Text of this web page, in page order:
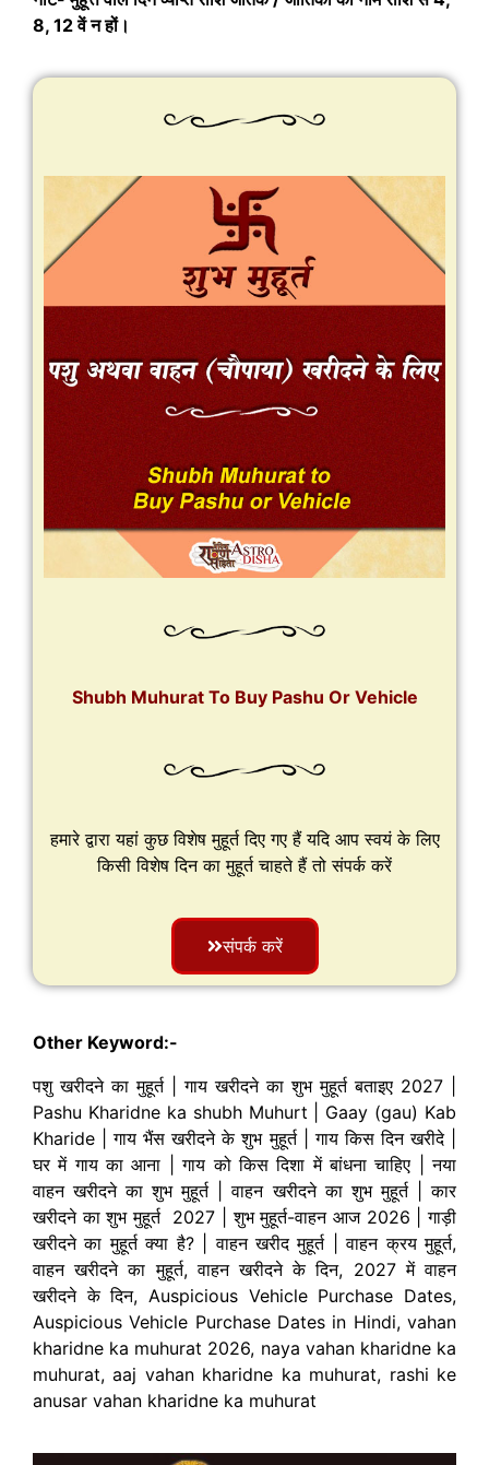
8, 12 वें न हों।
Shubh Muhurat To Buy Pashu Or Vehicle
हमारे द्वारा यहां कुछ विशेष मुहूर्त दिए गए हैं यदि आप स्वयं के लिए
किसी विशेष दिन का मुहूर्त चाहते हैं तो संपर्क करें
संपर्क करें
Other Keyword:-
पशु खरीदने का मुहूर्त | गाय खरीदने का शुभ मुहूर्त बताइए 2027 |
Pashu Kharidne ka shubh Muhurt | Gaay (gau) Kab
Kharide | गाय भैंस खरीदने के शुभ मुहूर्त | गाय किस दिन खरीदे |
घर में गाय का आना |गाय को किस दिशा में बांधना चाहिए | नया
वाहन खरीदने का शुभ मुहूर्त | वाहन खरीदने का शुभ मुहूर्त | कार
खरीदने का शुभ मुहूर्त 2027 | शुभ मुहूर्त-वाहन आज 2026 | गाड़ी
खरीदने का मुहूर्त क्या है? | वाहन खरीद मुहूर्त | वाहन क्रय मुहूर्त,
वाहन खरीदने का मुहूर्त, वाहन खरीदने के दिन, 2027 में वाहन
खरीदने के दिन, Auspicious Vehicle Purchase Dates,
Auspicious Vehicle Purchase Dates in Hindi, vahan
kharidne ka muhurat 2026, naya vahan kharidne ka
muhurat, aaj vahan kharidne ka muhurat, rashi ke
anusar vahan kharidne ka muhurat